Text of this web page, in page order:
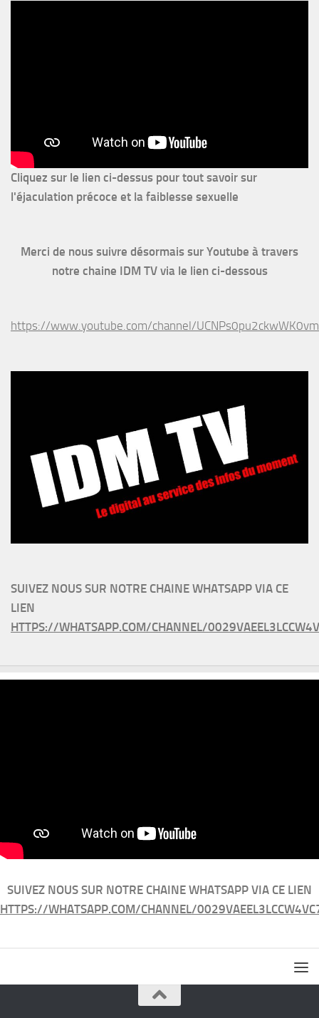
Cliquez sur le lien ci-dessus pour tout savoir sur
l'éjaculation précoce et la faiblesse sexuelle
Merci de nous suivre désormais sur Youtube à travers
notre chaine IDM TV via le lien ci-dessous
https://www.youtube.com/channel/
SUIVEZ NOUS SUR NOTRE CHAINE WHATSAPP VIA CE
LIEN
HTTPS://WHATSAPP.COM/CHANNEL/
SUIVEZ NOUS SUR NOTRE CHAINE WHATSAPP VIA CE LIEN
HTTPS://WHATSAPP.COM/CHANNEL/